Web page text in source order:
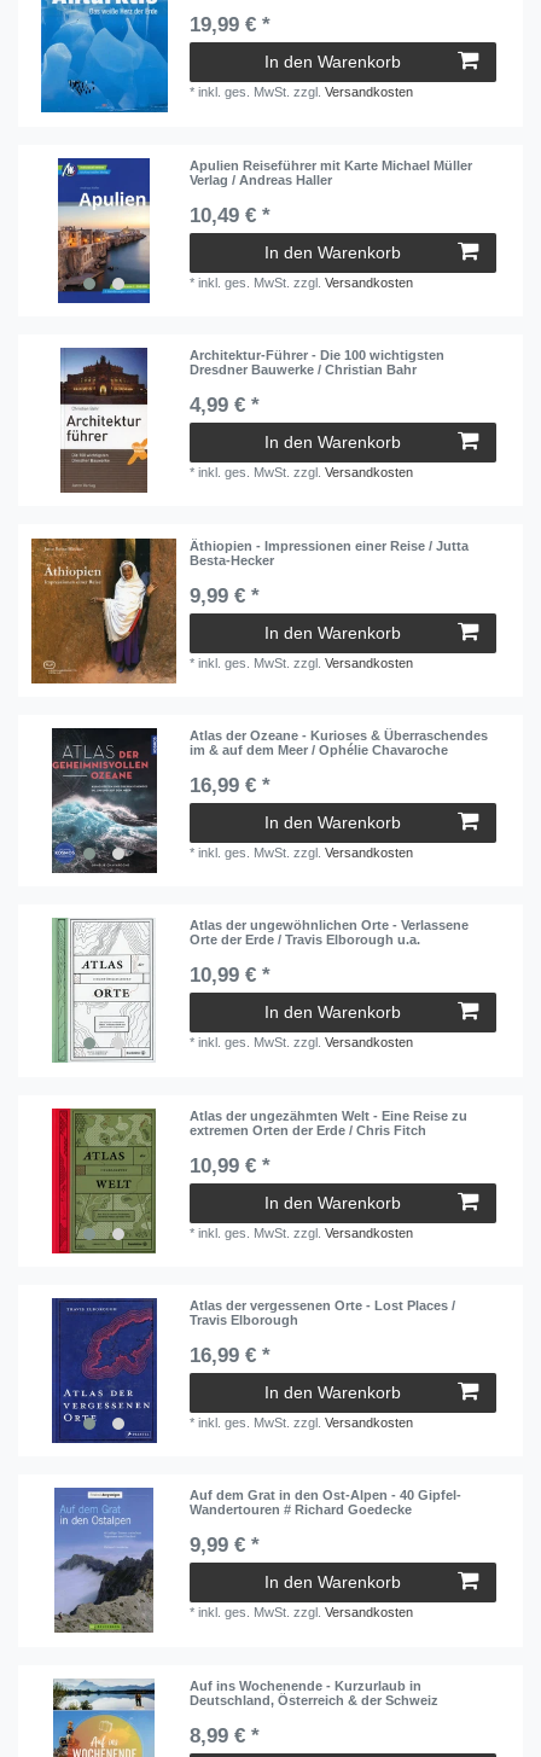
19,99 € *
In den Warenkorb
*inkl. ges. MwSt. zzgl.Versandkosten
Apulien Reiseführer mit Karte Michael Müller
Verlag / Andreas Haller
10,49 € *
In den Warenkorb
*inkl. ges. MwSt. zzgl.Versandkosten
Architektur-Führer - Die 100 wichtigsten
Dresdner Bauwerke / Christian Bahr
4,99 € *
In den Warenkorb
*inkl. ges. MwSt. zzgl.Versandkosten
Äthiopien - Impressionen einer Reise / Jutta
Besta-Hecker
9,99 € *
In den Warenkorb
*inkl. ges. MwSt. zzgl.Versandkosten
Atlas der Ozeane - Kurioses & Überraschendes
im & auf dem Meer / Ophélie Chavaroche
16,99 € *
In den Warenkorb
*inkl. ges. MwSt. zzgl.Versandkosten
Atlas der ungewöhnlichen Orte - Verlassene
Orte der Erde / Travis Elborough u.a.
10,99 € *
In den Warenkorb
*inkl. ges. MwSt. zzgl.Versandkosten
Atlas der ungezähmten Welt - Eine Reise zu
extremen Orten der Erde / Chris Fitch
10,99 € *
In den Warenkorb
*inkl. ges. MwSt. zzgl.Versandkosten
Atlas der vergessenen Orte - Lost Places /
Travis Elborough
16,99 € *
In den Warenkorb
*inkl. ges. MwSt. zzgl.Versandkosten
Auf dem Grat in den Ost-Alpen - 40 Gipfel-
Wandertouren # Richard Goedecke
9,99 € *
In den Warenkorb
*inkl. ges. MwSt. zzgl.Versandkosten
Auf ins Wochenende - Kurzurlaub in
Deutschland, Österreich & der Schweiz
8,99 € *